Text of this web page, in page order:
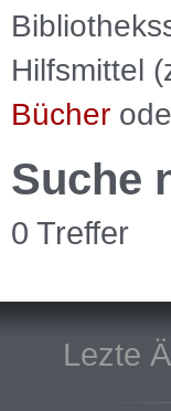
Hilfsmittel
Bücher
Suche
0 Treffer
Lezte